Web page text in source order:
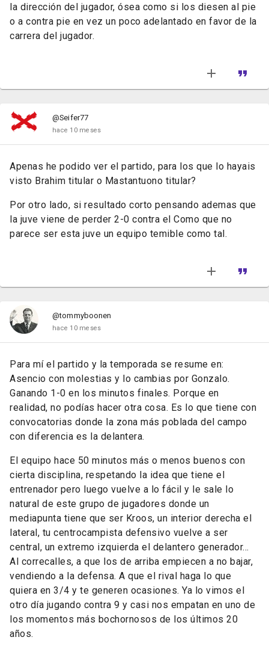
la dirección del jugador, ósea como si los diesen al pie
o a contra pie en vez un poco adelantado en favor de la
carrera del jugador.
@Seifer77
hace 10 meses
Apenas he podido ver el partido, para los que lo hayais
visto Brahim titular o Mastantuono titular?
Por otro lado, si resultado corto pensando ademas que
la juve viene de perder 2-0 contra el Como que no
parece ser esta juve un equipo temible como tal.
@tommyboonen
hace 10 meses
Para mí el partido y la temporada se resume en:
Asencio con molestias y lo cambias por Gonzalo.
Ganando 1-0 en los minutos finales. Porque en
realidad, no podías hacer otra cosa. Es lo que tiene con
convocatorias donde la zona más poblada del campo
con diferencia es la delantera.
El equipo hace 50 minutos más o menos buenos con
cierta disciplina, respetando la idea que tiene el
entrenador pero luego vuelve a lo fácil y le sale lo
natural de este grupo de jugadores donde un
mediapunta tiene que ser Kroos, un interior derecha el
lateral, tu centrocampista defensivo vuelve a ser
central, un extremo izquierda el delantero generador...
Al correcalles, a que los de arriba empiecen a no bajar,
vendiendo a la defensa. A que el rival haga lo que
quiera en 3/4 y te generen ocasiones. Ya lo vimos el
otro día jugando contra 9 y casi nos empatan en uno de
los momentos más bochornosos de los últimos 20
años.